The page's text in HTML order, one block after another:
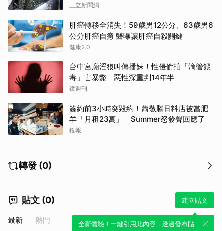
三立新聞網
肝癌轉移全消失！59歲男12公分、63歲男6
公分肝癌自癒 醫曝讓肝癌自殺關鍵
健康2.0
台中宮廟淫狼叫傳播妹！性侵偷拍「滴管餵
毒」害暴斃 惡性深重判14年半
鏡週刊
簽約前3小時突毀約！蕭敬騰日料店被當肥
羊「月租23萬」 Summer怒發聲回應了
鏡報
轉發 (0)
貼文 (0) 建立貼文
全新體驗！一鍵引用此內容，透過發布貼
最新 熱門